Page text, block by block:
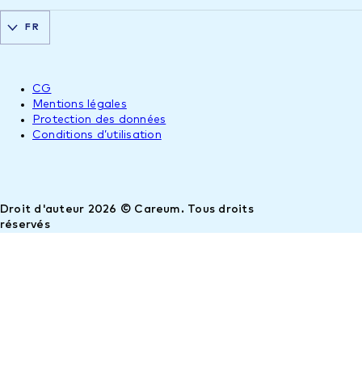
Droit d'auteur 2026 © Careum. Tous droits
réservés
CG
Mentions légales
Protection des données
Conditions d’utilisation
FR